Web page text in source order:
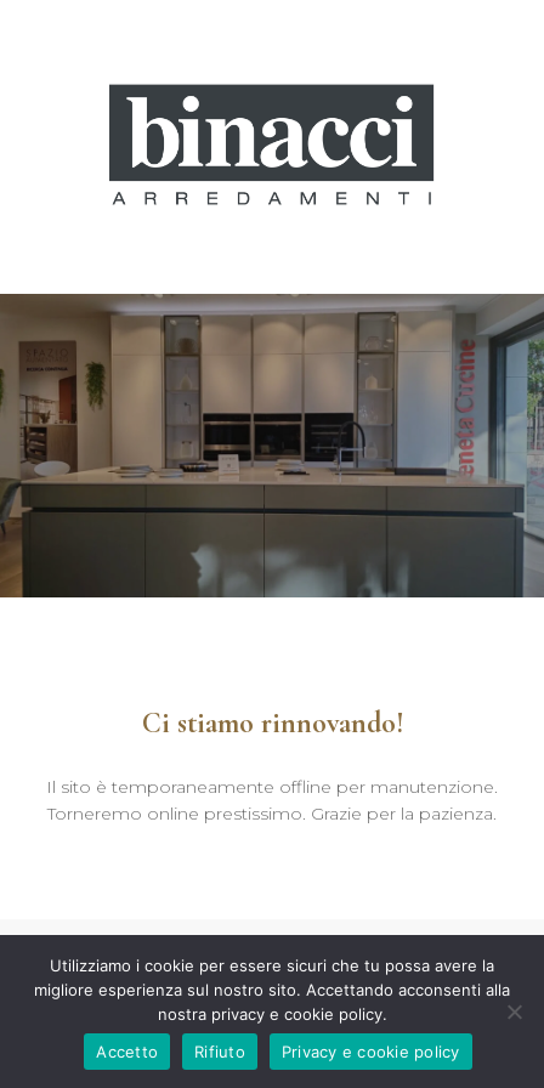
Ci stiamo rinnovando!
Il sito è temporaneamente offline per manutenzione.
Torneremo online prestissimo. Grazie per la pazienza.
Utilizziamo i cookie per essere sicuri che tu possa avere la
migliore esperienza sul nostro sito. Accettando acconsenti alla
nostra privacy e cookie policy.
Accetto
Rifiuto Privacy e cookie policy